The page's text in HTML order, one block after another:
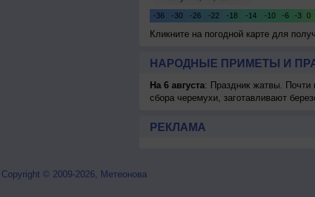
Кликните на погодной карте для
НАРОДНЫЕ ПРИМЕТЫ И
На 6 августа: Праздник жатвы. Почти
сбора черемухи, заготавливают
РЕКЛАМА
Copyright © 2009-2026, Метеонова